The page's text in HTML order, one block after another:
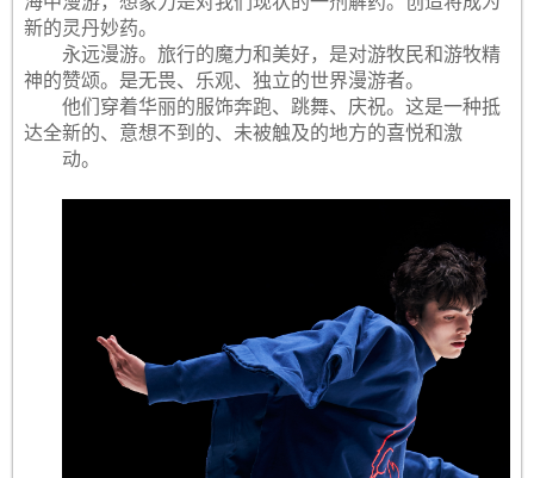
新的灵丹妙药。
永远漫游。旅行的魔力和美好，是对游牧民和游牧精
神的赞颂。是无畏、乐观、独立的世界漫游者。
他们穿着华丽的服饰奔跑、跳舞、庆祝。这是一种抵
达全新的、意想不到的、未被触及的地方的喜悦和激
动。